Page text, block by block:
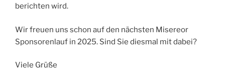
berichten wird.
Wir freuen uns schon auf den nächsten Misereor
Sponsorenlauf in 2025. Sind Sie diesmal mit dabei?
Viele Grüße